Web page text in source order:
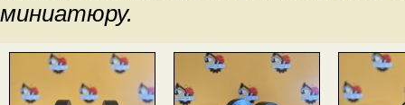
миниатюру.